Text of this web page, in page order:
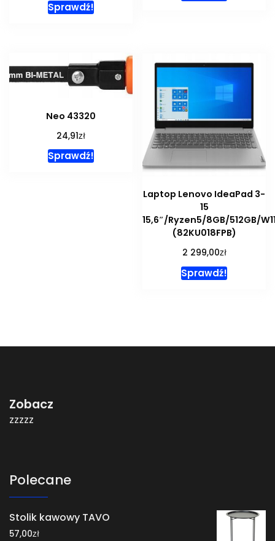
Sprawdź!
Neo 43320
24,91zł
Sprawdź!
Laptop Lenovo IdeaPad 3-
15
15,6″/Ryzen5/8GB/512GB/
(82KU018FPB)
2 299,00zł
Sprawdź!
Zobacz
zzzzz
Polecane
Stolik kawowy TAVO
57,00zł